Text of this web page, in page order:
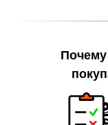
Почему